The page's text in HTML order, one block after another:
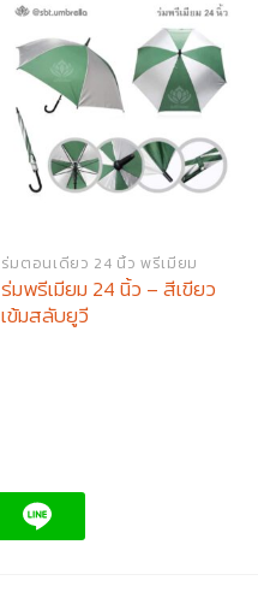
ร่มตอนเดียว 24 นิ้ว พรีเมียม
ร่มพรีเมียม 24 นิ้ว – สีเขียว
เข้มสลับยูวี